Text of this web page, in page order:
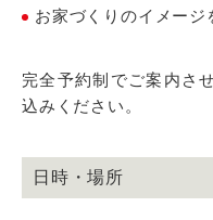
お家づくりのイメージ
完全予約制でご案内さ
込みください。
日時・場所